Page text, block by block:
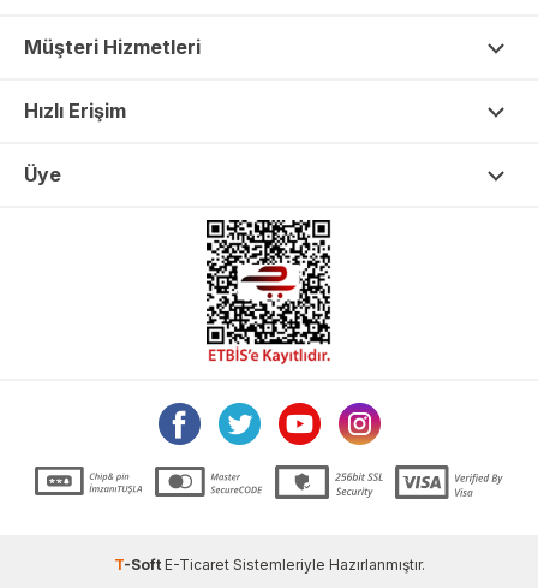
Müşteri Hizmetleri
Hızlı Erişim
Üye
T-Soft E-TicaretSistemleriyle Hazırlanmıştır.